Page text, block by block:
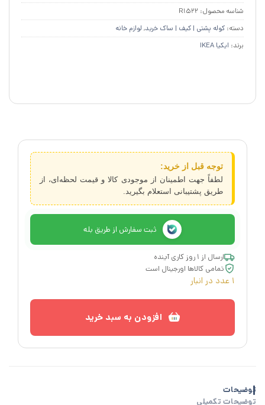
شناسه محصول: R1522
دسته: کوله پشتی | کیف | ساک خرید, لوازم خانه
برند: ایکیا IKEA
توجه قبل از خرید:
لطفاً جهت اطمینان از موجودی کالا و قیمت لحظه‌ای، از
طریق پشتیبانی استعلام بگیرید.
ثبت سفارش از طریق بله
ارسال از ۱ روز کاری آینده
تمامی کالاها اورجینال است
1 عدد در انبار
افزودن به سبد خرید
توضیحات
توضیحات تکمیلی